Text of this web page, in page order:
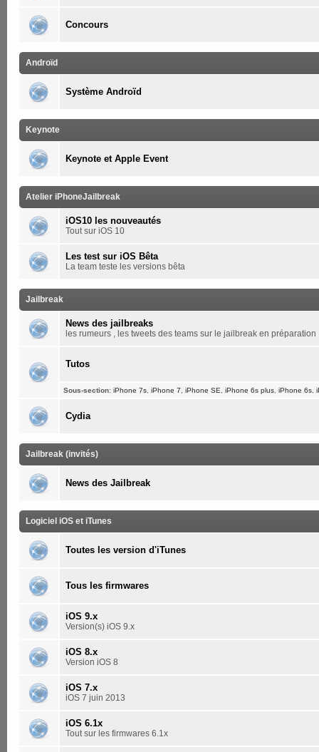
Concours
Androïd
Système Androïd
Keynote
Keynote et Apple Event
Atelier iPhoneJailbreak
iOS10 les nouveautés
Tout sur iOS 10
Les test sur iOS Bêta
La team teste les versions bêta
Jailbreak
News des jailbreaks
les rumeurs , les tweets des teams sur le jailbreak en préparation
Tutos
Sous-section: iPhone 7s iPhone 7 iPhone SE iPhone 6s plus iPhone 6s
Cydia
Jailbreak (invités)
News des Jailbreak
Logiciel iOS et iTunes
Toutes les version d'iTunes
Tous les firmwares
iOS 9.x
Version(s) iOS 9.x
iOS 8.x
Version iOS 8
iOS 7.x
iOS 7 juin 2013
iOS 6.1x
Tout sur les firmwares 6.1x